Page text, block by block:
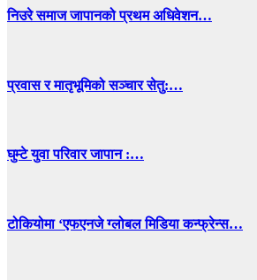
निउरे समाज जापानको प्रथम अधिवेशन…
प्रवास र मातृभूमिको सञ्चार सेतु:…
घुम्टे युवा परिवार जापान :…
टोकियोमा ‘एफएनजे ग्लोबल मिडिया कन्फ्रेन्स…